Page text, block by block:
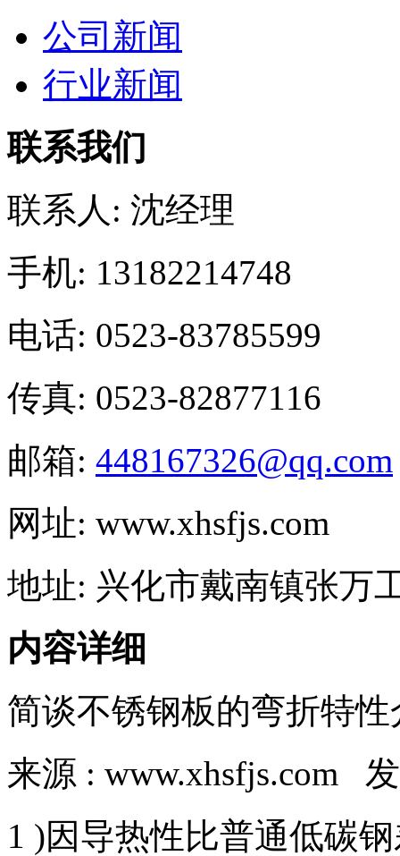
公司新闻
行业新闻
联系我们
联系人: 沈经理
手机: 13182214748
电话: 0523-83785599
传真: 0523-82877116
邮箱: 448167326@qq.com
网址: www.xhsfjs.com
地址: 兴化市戴南镇张万
内容详细
简谈不锈钢板的弯折特性
来源 : www.xhsfjs.com
1 )因导热性比普通低碳